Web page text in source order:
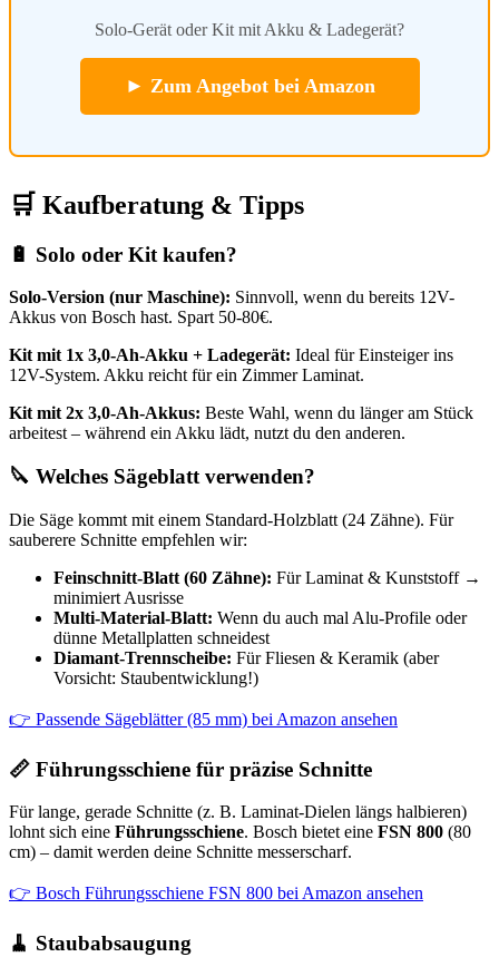
Solo-Gerät oder Kit mit Akku & Ladegerät?
► Zum Angebot bei Amazon
🛒 Kaufberatung & Tipps
🔋 Solo oder Kit kaufen?
Solo-Version (nur Maschine): Sinnvoll, wenn du bereits 12V-
Akkus von Bosch hast. Spart 50-80€.
Kit mit 1x 3,0-Ah-Akku + Ladegerät: Ideal für Einsteiger ins
12V-System. Akku reicht für ein Zimmer Laminat.
Kit mit 2x 3,0-Ah-Akkus: Beste Wahl, wenn du länger am Stück
arbeitest – während ein Akku lädt, nutzt du den anderen.
🔪 Welches Sägeblatt verwenden?
Die Säge kommt mit einem Standard-Holzblatt (24 Zähne). Für
sauberere Schnitte empfehlen wir:
Feinschnitt-Blatt (60 Zähne): Für Laminat & Kunststoff →
minimiert Ausrisse
Multi-Material-Blatt: Wenn du auch mal Alu-Profile oder
dünne Metallplatten schneidest
Diamant-Trennscheibe: Für Fliesen & Keramik (aber
Vorsicht: Staubentwicklung!)
👉 Passende Sägeblätter (85 mm) bei Amazon ansehen
📏 Führungsschiene für präzise Schnitte
Für lange, gerade Schnitte (z. B. Laminat-Dielen längs halbieren)
lohnt sich eine Führungsschiene. Bosch bietet eine FSN 800 (80
cm) – damit werden deine Schnitte messerscharf.
👉 Bosch Führungsschiene FSN 800 bei Amazon ansehen
🧹 Staubabsaugung